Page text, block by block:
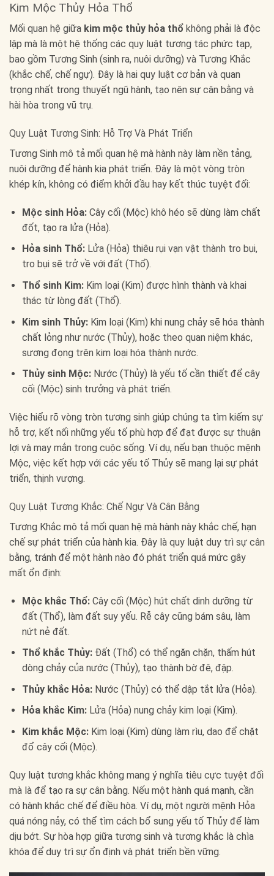
Kim Mộc Thủy Hỏa Thổ
Mối quan hệ giữa kim mộc thủy hỏa thổ không phải là độc
lập mà là một hệ thống các quy luật tương tác phức tạp,
bao gồm Tương Sinh (sinh ra, nuôi dưỡng) và Tương Khắc
(khắc chế, chế ngự). Đây là hai quy luật cơ bản và quan
trọng nhất trong thuyết ngũ hành, tạo nên sự cân bằng và
hài hòa trong vũ trụ.
Quy Luật Tương Sinh: Hỗ Trợ Và Phát Triển
Tương Sinh mô tả mối quan hệ mà hành này làm nền tảng,
nuôi dưỡng để hành kia phát triển. Đây là một vòng tròn
khép kín, không có điểm khởi đầu hay kết thúc tuyệt đối:
Mộc sinh Hỏa:Cây cối (Mộc) khô héo sẽ dùng làm chất
đốt, tạo ra lửa (Hỏa).
Hỏa sinh Thổ:Lửa (Hỏa) thiêu rụi vạn vật thành tro bụi,
tro bụi sẽ trở về với đất (Thổ).
Thổ sinh Kim:Kim loại (Kim) được hình thành và khai
thác từ lòng đất (Thổ).
Kim sinh Thủy:Kim loại (Kim) khi nung chảy sẽ hóa thành
chất lỏng như nước (Thủy), hoặc theo quan niệm khác,
sương đọng trên kim loại hóa thành nước.
Thủy sinh Mộc:Nước (Thủy) là yếu tố cần thiết để cây
cối (Mộc) sinh trưởng và phát triển.
Việc hiểu rõ vòng tròn tương sinh giúp chúng ta tìm kiếm sự
hỗ trợ, kết nối những yếu tố phù hợp để đạt được sự thuận
lợi và may mắn trong cuộc sống. Ví dụ, nếu bạn thuộc mệnh
Mộc, việc kết hợp với các yếu tố Thủy sẽ mang lại sự phát
triển, thịnh vượng.
Quy Luật Tương Khắc: Chế Ngự Và Cân Bằng
Tương Khắc mô tả mối quan hệ mà hành này khắc chế, hạn
chế sự phát triển của hành kia. Đây là quy luật duy trì sự cân
bằng, tránh để một hành nào đó phát triển quá mức gây
mất ổn định:
Mộc khắc Thổ:Cây cối (Mộc) hút chất dinh dưỡng từ
đất (Thổ), làm đất suy yếu. Rễ cây cũng bám sâu, làm
nứt nẻ đất.
Thổ khắc Thủy:Đất (Thổ) có thể ngăn chặn, thấm hút
dòng chảy của nước (Thủy), tạo thành bờ đê, đập.
Thủy khắc Hỏa:Nước (Thủy) có thể dập tắt lửa (Hỏa).
Hỏa khắc Kim:Lửa (Hỏa) nung chảy kim loại (Kim).
Kim khắc Mộc:Kim loại (Kim) dùng làm rìu, dao để chặt
đổ cây cối (Mộc).
Quy luật tương khắc không mang ý nghĩa tiêu cực tuyệt đối
mà là để tạo ra sự cân bằng. Nếu một hành quá mạnh, cần
có hành khắc chế để điều hòa. Ví dụ, một người mệnh Hỏa
quá nóng nảy, có thể tìm cách bổ sung yếu tố Thủy để làm
dịu bớt. Sự hòa hợp giữa tương sinh và tương khắc là chìa
khóa để duy trì sự ổn định và phát triển bền vững.